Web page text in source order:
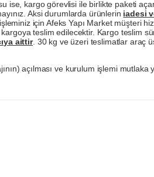
kargo görevlisi ile birlikte paketi
Aksi durumlarda ürünlerin iadesi
için Afeks Yapı Market müşteri
teslim edilecektir. Kargo teslim
aittir. 30 kg ve üzeri teslimatlar araç
açılması ve kurulum işlemi mutlaka